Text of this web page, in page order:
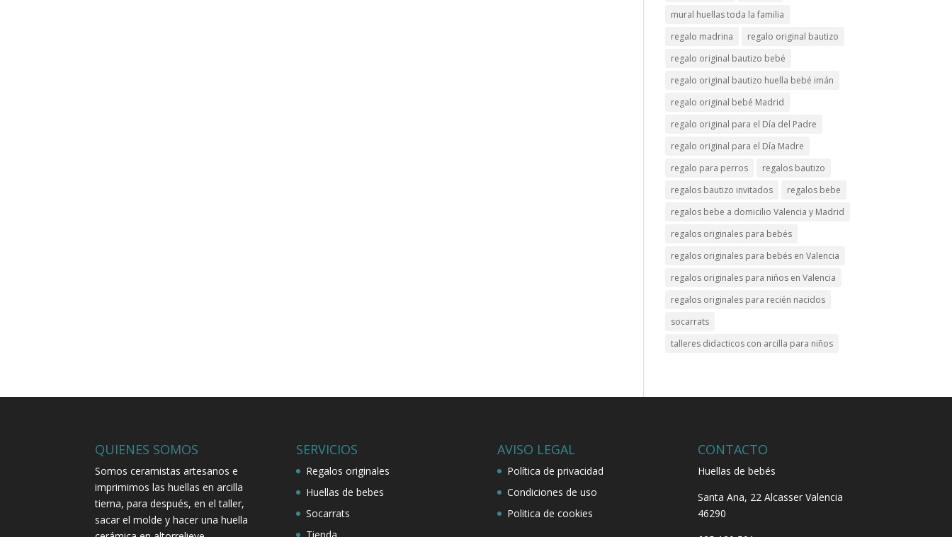
mural huellas toda la familia
regalo madrina
regalo original bautizo
regalo original bautizo bebé
regalo original bautizo huella bebé imán
regalo original bebé Madrid
regalo original para el Día del Padre
regalo original para el Día Madre
regalo para perros
regalos bautizo
regalos bautizo invitados
regalos bebe
regalos bebe a domicilio Valencia y Madrid
regalos originales para bebés
regalos originales para bebés en Valencia
regalos originales para niños en Valencia
regalos originales para recién nacidos
socarrats
talleres didacticos con arcilla para niños
QUIENES SOMOS
Somos ceramistas artesanos e
imprimimos las huellas en arcilla
tierna, para después, en el taller,
sacar el molde y hacer una huella
SERVICIOS
Regalos originales
Huellas de bebes
Socarrats
AVISO LEGAL
Política de privacidad
Condiciones de uso
Politica de cookies
CONTACTO
Huellas de bebés
Santa Ana, 22Alcasser Valencia
46290